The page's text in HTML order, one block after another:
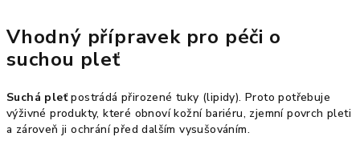
Vhodný přípravek pro péči o
suchou pleť
Suchá pleťpostrádá přirozené tuky (lipidy). Proto potřebuje
výživné produkty, které obnoví kožní bariéru, zjemní povrch pleti
a zároveň ji ochrání před dalším vysušováním.